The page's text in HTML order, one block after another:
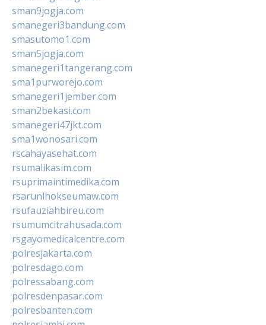
sman9jogja.com
smanegeri3bandung.com
smasutomo1.com
sman5jogja.com
smanegeri1tangerang.com
sma1purworejo.com
smanegeri1jember.com
sman2bekasi.com
smanegeri47jkt.com
sma1wonosari.com
rscahayasehat.com
rsumalikasim.com
rsuprimaintimedika.com
rsarunlhokseumaw.com
rsufauziahbireu.com
rsumumcitrahusada.com
rsgayomedicalcentre.com
polresjakarta.com
polresdago.com
polressabang.com
polresdenpasar.com
polresbanten.com